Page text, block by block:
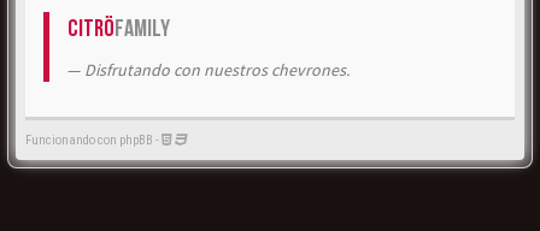
CitröFamily
Disfrutando con nuestros chevrones.
Funcionando con phpBB -